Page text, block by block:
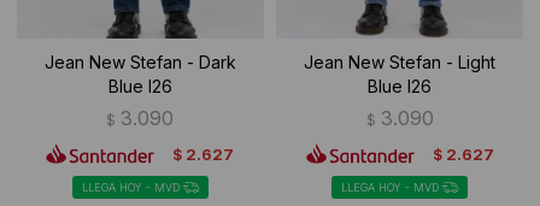
Jean New Stefan - Dark
Blue I26
$ 3.090
$ 2.627
LLEGA HOY - MVD
Jean New Stefan - Light
Blue I26
$ 3.090
$ 2.627
LLEGA HOY - MVD